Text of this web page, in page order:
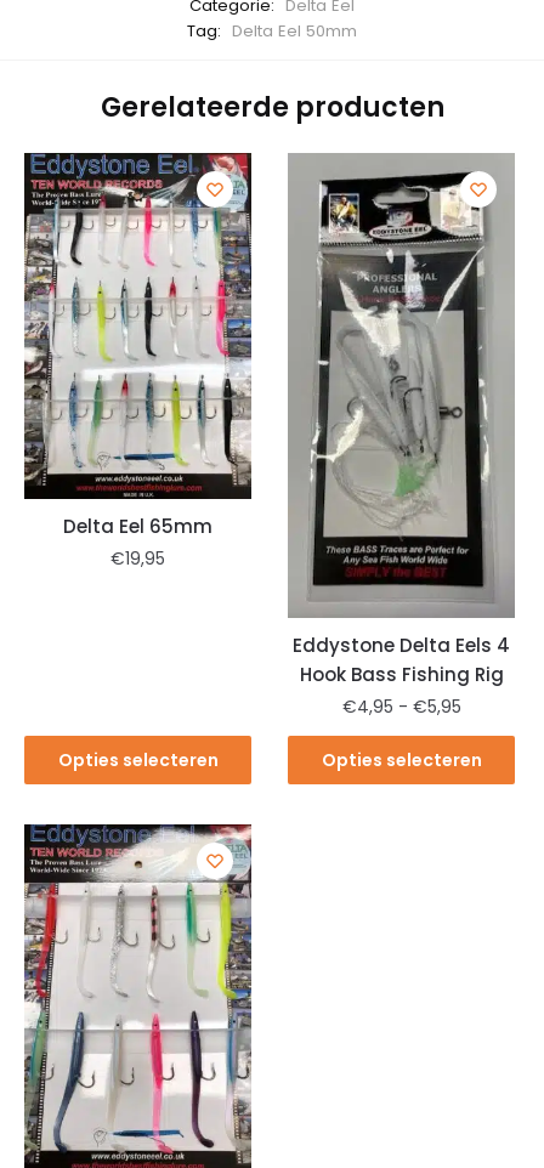
Categorie: Delta Eel
Tag: Delta Eel 50mm
Gerelateerde producten
Delta Eel 65mm
€19,95
Opties selecteren
Eddystone Delta Eels 4
Hook Bass Fishing Rig
€4,95 - €5,95
Opties selecteren